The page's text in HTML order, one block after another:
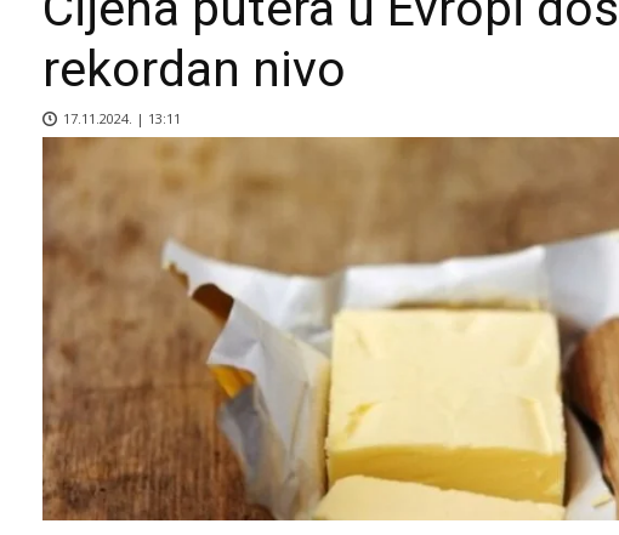
rekordan nivo
17.11.2024. | 13:11